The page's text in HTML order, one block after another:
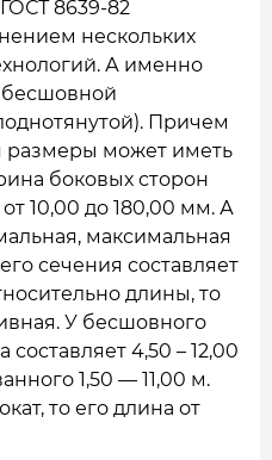
8639-82
нескольких
А именно
бесшовной
Причем
размеры может иметь
боковых сторон
10,00 до 180,00 мм. А
максимальная
сечения составляет
длины, то
У бесшовного
составляет 4,50 – 12,00
1,50 — 11,00 м.
то его длина от